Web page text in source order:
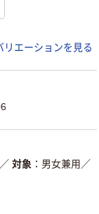
リエーションを見る
／ 対象 男女兼用 ／